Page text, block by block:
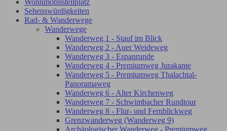
Wohnmobilstellplatz
Sehenswürdigkeiten
Rad- & Wanderwege
Wanderwege
Wanderweg 1 - Stauf im Blick
Wanderweg 2 - Auer Weideweg
Wanderweg 3 - Espanrunde
Wanderweg 4 - Premiumweg Jurakante
Wanderweg 5 - Premiumweg Thalachtal-
Panoramaweg
Wanderweg 6 - Alter Kirchenweg
Wanderweg 7 - Schwimbacher Rundtour
Wanderweg 8 - Flur- und Fernblickweg
Grenzwanderweg (Wanderweg 9)
Archäologischer Wanderweg - Premiumweg